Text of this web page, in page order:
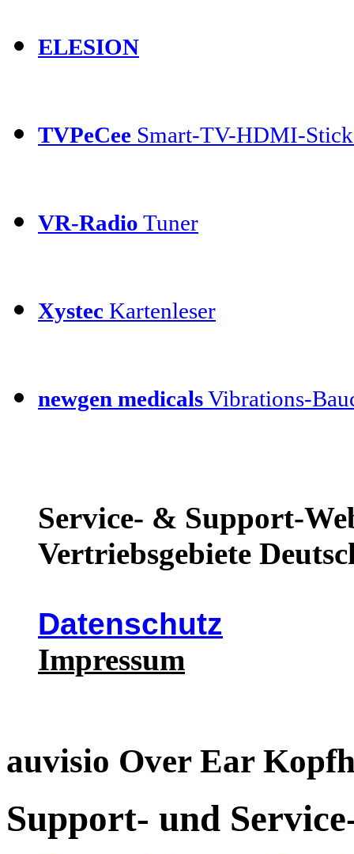
ELESION
TVPeCee Smart-TV-HDMI-
VR-Radio Tuner
Xystec Kartenleser
newgen medicalsVibrations-
Service- & Support-
Vertriebsgebiete
Datenschutz
Impressum
auvisio Over Ear
Support- und